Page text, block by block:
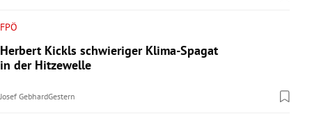
FPÖ
Herbert Kickls schwieriger Klima-Spagat
in der Hitzewelle
Josef GebhardGestern